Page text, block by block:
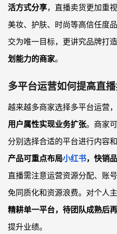
活方式分享，直播卖货更加重
美妆、护肤、时尚等高信任度
交为唯一目标，更讲究品牌打造
划能力的商家。
多平台运营如何提高直播
越来越多商家选择多平台运营
用户属性实现业务扩张。商家
分别选择合适的平台进行内容
产品可重点布局小红书，快销
直播需注意运营资源分配、账
免同质化和资源浪费。对个人
精耕单一平台，待团队成熟后
提升业绩。